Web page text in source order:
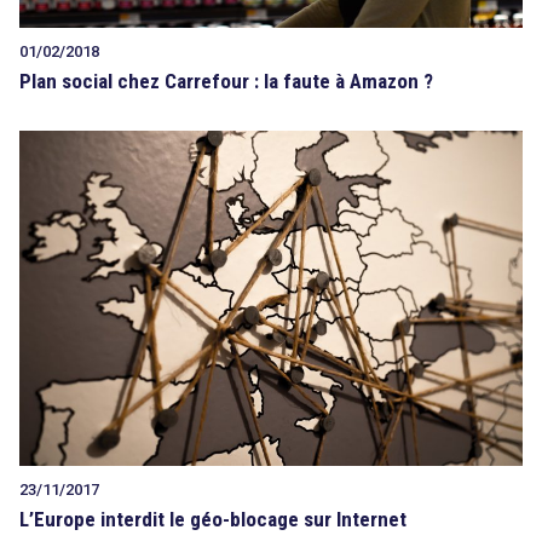
01/02/2018
Plan social chez Carrefour : la faute à Amazon ?
23/11/2017
L’Europe interdit le géo-blocage sur Internet